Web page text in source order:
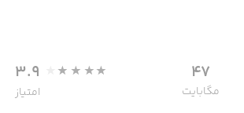
47
مگابایت
3.9
امتیاز